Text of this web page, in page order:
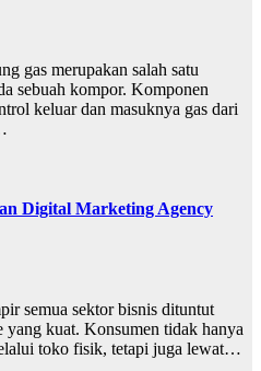
gas merupakan salah satu
sebuah kompor. Komponen
keluar dan masuknya gas dari
Digital Marketing Agency
semua sektor bisnis dituntut
kuat. Konsumen tidak hanya
toko fisik, tetapi juga lewat…